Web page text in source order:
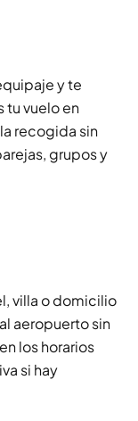
y te
tu vuelo en
recogida sin
grupos y
villa o domicilio
aeropuerto sin
los horarios
si hay